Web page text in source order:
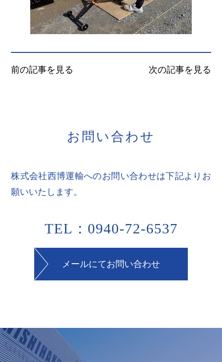
前の記事を見る 次の記事を見る
お 問 い合わせ
株式会社西博運輸へのお問い合わせは下記よりお
願いいたします。
TEL：0940-72-6537
メールにてお問い合わせ